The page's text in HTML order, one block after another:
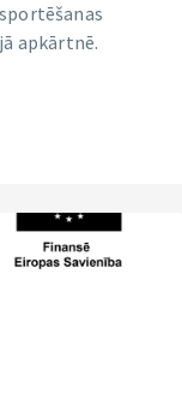
apkārtnē.